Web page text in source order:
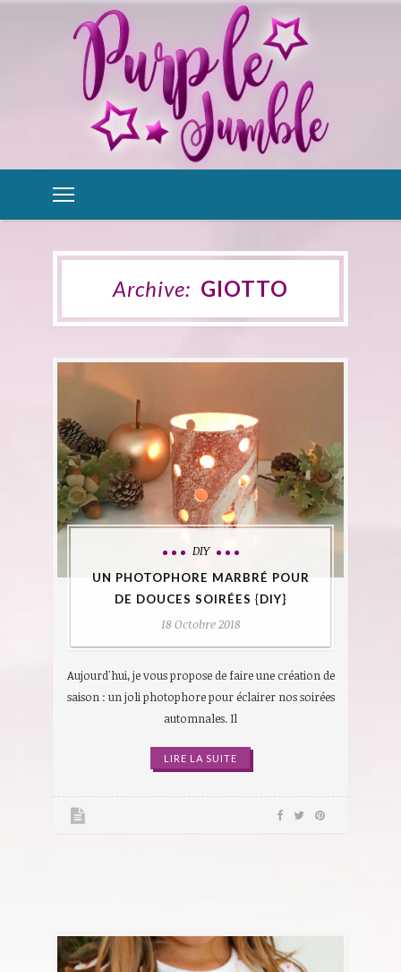
Archive: GIOTTO
DIY
UN PHOTOPHORE MARBRÉ POUR
DE DOUCES SOIRÉES {DIY}
18 Octobre 2018
Aujourd'hui, je vous propose de faire une création de
saison : un joli photophore pour éclairer nos soirées
automnales. Il
LIRE LA SUITE